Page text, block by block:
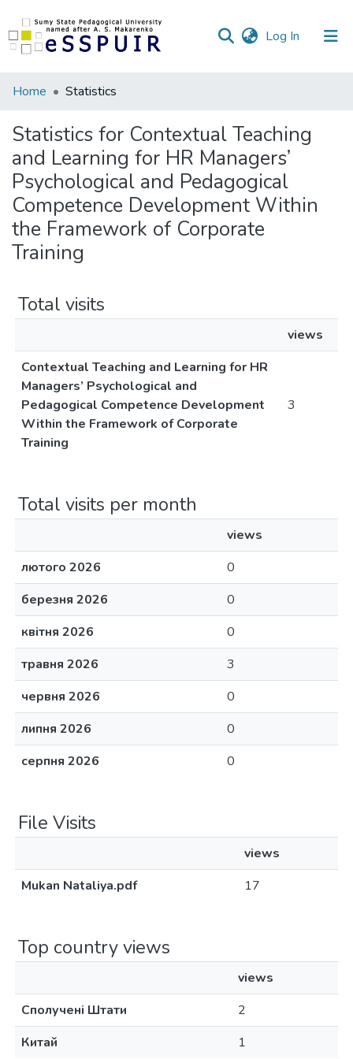
Log In (current)
Communities
Collections
All of DSpace
Home Statistics
Statistics for Contextual Teaching
and Learning for HR Managers’
Psychological and Pedagogical
Competence Development Within
the Framework of Corporate
Training
Total visits
views
Contextual Teaching and Learning for HR
Managers’ Psychological and
Pedagogical Competence Development
Within the Framework of Corporate
Training
3
Total visits per month
views
лютого 2026
0
березня 2026
0
квітня 2026
0
травня 2026
3
червня 2026
0
липня 2026
0
серпня 2026
0
File Visits
views
Mukan Nataliya.pdf
17
Top country views
views
Сполучені Штати
2
Китай
1